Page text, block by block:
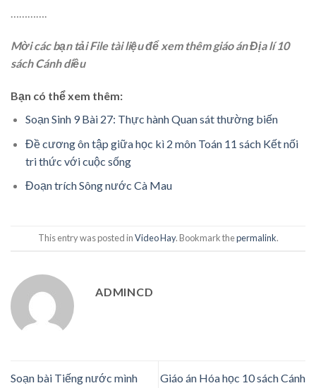
………….
Mời các bạn tải File tài liệu để xem thêm giáo án Địa lí 10
sách Cánh diều
Bạn có thể xem thêm:
Soạn Sinh 9 Bài 27: Thực hành Quan sát thường biến
Đề cương ôn tập giữa học kì 2 môn Toán 11 sách Kết nối
tri thức với cuộc sống
Đoạn trích Sông nước Cà Mau
This entry was posted inVideo Hay. Bookmark thepermalink.
ADMINCD
Soạn bài Tiếng nước mình
Giáo án Hóa học 10 sách Cánh